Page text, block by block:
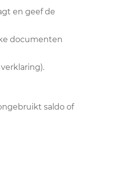
en geef de
documenten
saldo of